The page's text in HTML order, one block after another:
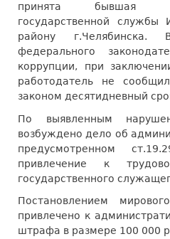
принята бывшая
государственной
району г.Челябинска.
федерального
коррупции, при
работодатель не
законом десятидневный
По выявленным
возбуждено дело об
предусмотренном
привлечение к
государственного
Постановлением
привлечено к
штрафа в размере 100 000